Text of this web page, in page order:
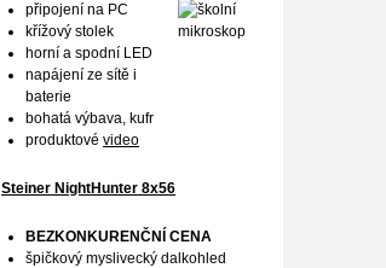
připojení na PC
křížový stolek
horní a spodní LED
napájení ze sítě i
baterie
bohatá výbava, kufr
produktové video
Steiner NightHunter 8x56
BEZKONKURENČNÍ CENA
špičkový myslivecký dalkohled